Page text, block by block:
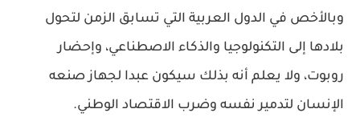
وبالأخص في الدول العربية التي تسابق الزمن لتحول
بلادها إلى التكنولوجيا والذكاء الاصطناعي، وإحضار
روبوت، ولا يعلم أنه بذلك سيكون عبدا لجهاز صنعه
الإنسان لتدمير نفسه وضرب الاقتصاد الوطني.